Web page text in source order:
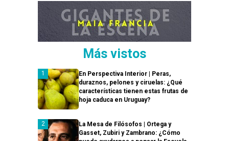
Más vistos
En Perspectiva Interior | Peras,
duraznos, pelones y ciruelas: ¿Qué
características tienen estas frutas de
hoja caduca en Uruguay?
La Mesa de Filósofos | Ortega y
Gasset, Zubiri y Zambrano: ¿Cómo